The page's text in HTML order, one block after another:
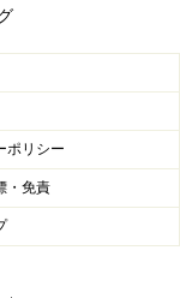
ポリシー
・免責